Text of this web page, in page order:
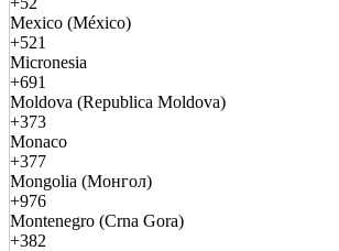
Mexico (México)
+521
Micronesia
+691
Moldova (Republica Moldova)
+373
Monaco
+377
Mongolia (Монгол)
+976
Montenegro (Crna Gora)
+382